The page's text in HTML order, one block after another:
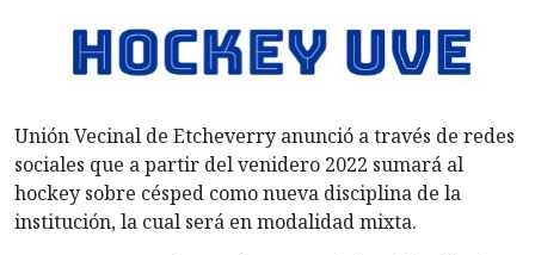
Unión Vecinal de Etcheverry anunció a través de redes
sociales que a partir del venidero 2022 sumará al
hockey sobre césped como nueva disciplina de la
institución, la cual será en modalidad mixta.